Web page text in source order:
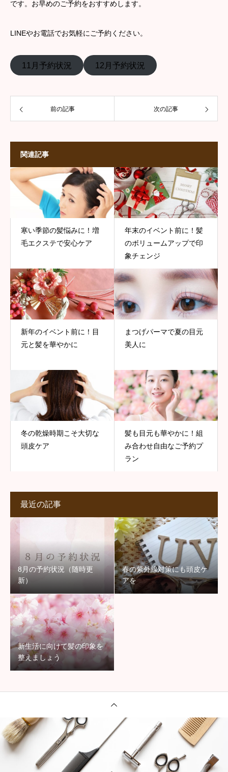
です。お早めのご予約をおすすめします。
LINEやお電話でお気軽にご予約ください。
11月予約状況 12月予約状況
前の記事 次の記事
関連記事
寒い季節の髪悩みに！増
毛エクステで安心ケア
年末のイベント前に！髪
のボリュームアップで印
象チェンジ
新年のイベント前に！目
元と髪を華やかに
まつげパーマで夏の目元
美人に
冬の乾燥時期こそ大切な
頭皮ケア
髪も目元も華やかに！組
み合わせ自由なご予約プ
ラン
最近の記事
8月の予約状況（随時更
新）
春の紫外線対策にも頭皮ケ
アを
新生活に向けて髪の印象を
整えましょう